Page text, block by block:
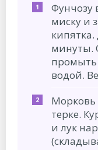
Фунчозу
миску и
кипятка.
минуты.
промыть
водой.
Морковь
терке.
и лук